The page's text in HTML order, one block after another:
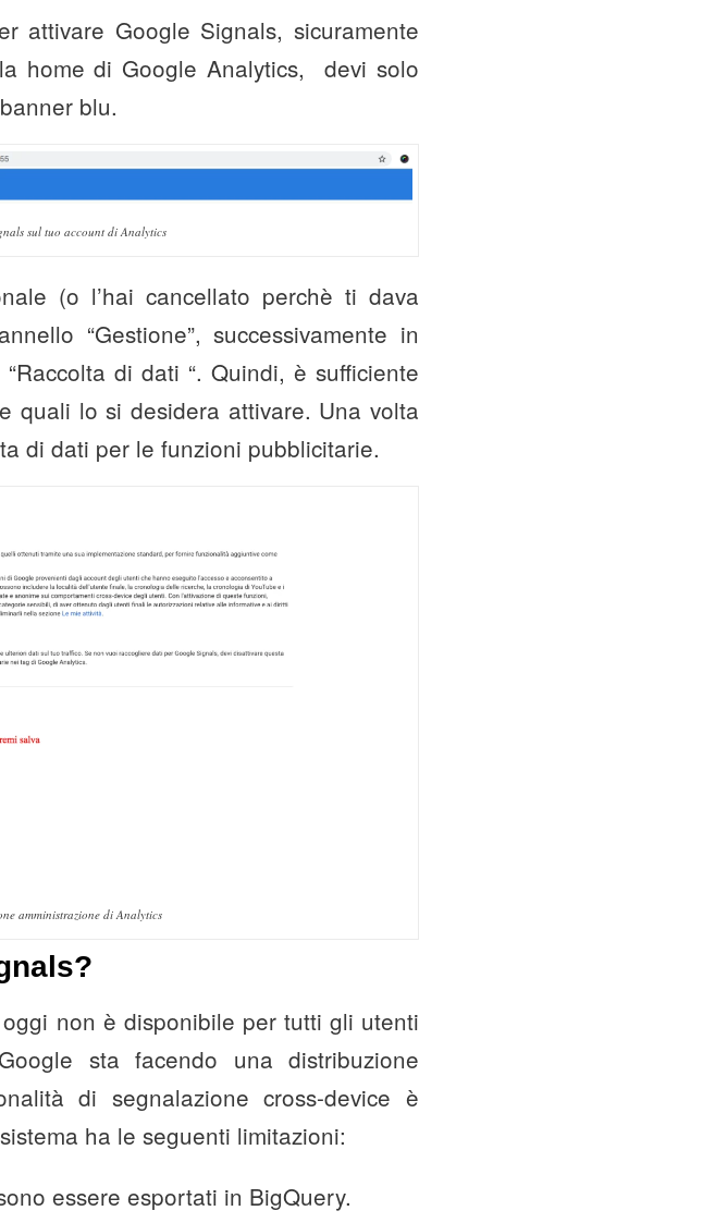
attivare Google Signals, sicuramente
home di Google Analytics, devi solo
blu.
sul tuo account di Analytics
(o l’hai cancellato perchè ti dava
“Gestione”, successivamente in
di dati “. Quindi, è sufficiente
quali lo si desidera attivare. Una volta
di dati per le funzioni pubblicitarie.
amministrazione di Analytics
non è disponibile per tutti gli utenti
sta facendo una distribuzione
di segnalazione cross-device è
ha le seguenti limitazioni:
essere esportati in BigQuery.